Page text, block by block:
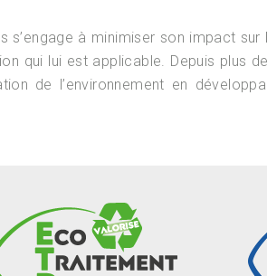
à minimiser son impact sur
qui lui est applicable. Depuis plus
de l’environnement en